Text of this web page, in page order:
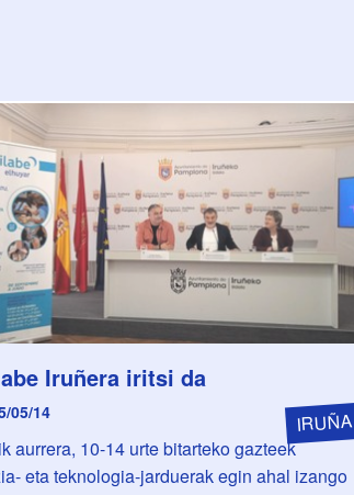
Iruñera iritsi da
05/14 IRUÑA
aurrera, 10-14 urte bitarteko gazteek
eta teknologia-jarduerak egin ahal izango